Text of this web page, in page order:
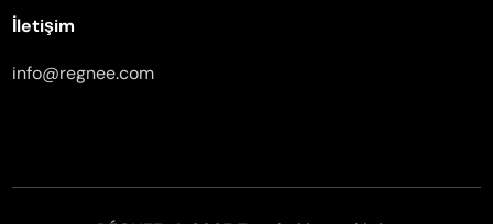
İletişim
info@regnee.com